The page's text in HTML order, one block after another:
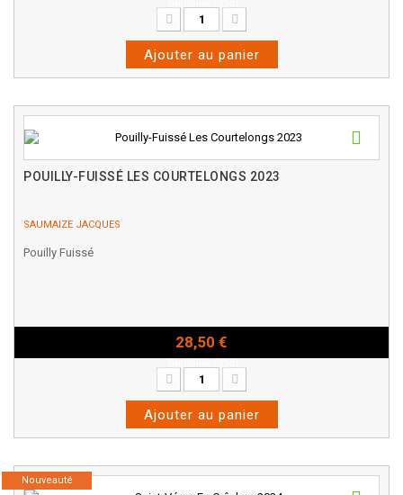
Ajouter au panier
POUILLY-FUISSÉ LES COURTELONGS 2023
SAUMAIZE JACQUES
Pouilly Fuissé
28,50 €
Ajouter au panier
Nouveauté